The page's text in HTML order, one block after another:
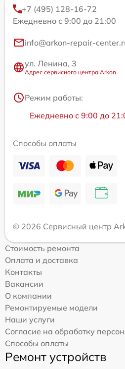
+7 (495) 128-16-72
Ежедневно с 9:00 до 21:00
info@arkon-repair-
ул. Ленина, 3
Адрес сервисного центра Arkon
Режим работы:
Ежедневно с 9:00 до
Способы оплаты
© 2026 Сервисный центр
Стоимость ремонта
Оплата и доставка
Контакты
Вакансии
О компании
Ремонтируемые модели
Наши услуги
Согласие на обработку
Способы оплаты
Ремонт устройств